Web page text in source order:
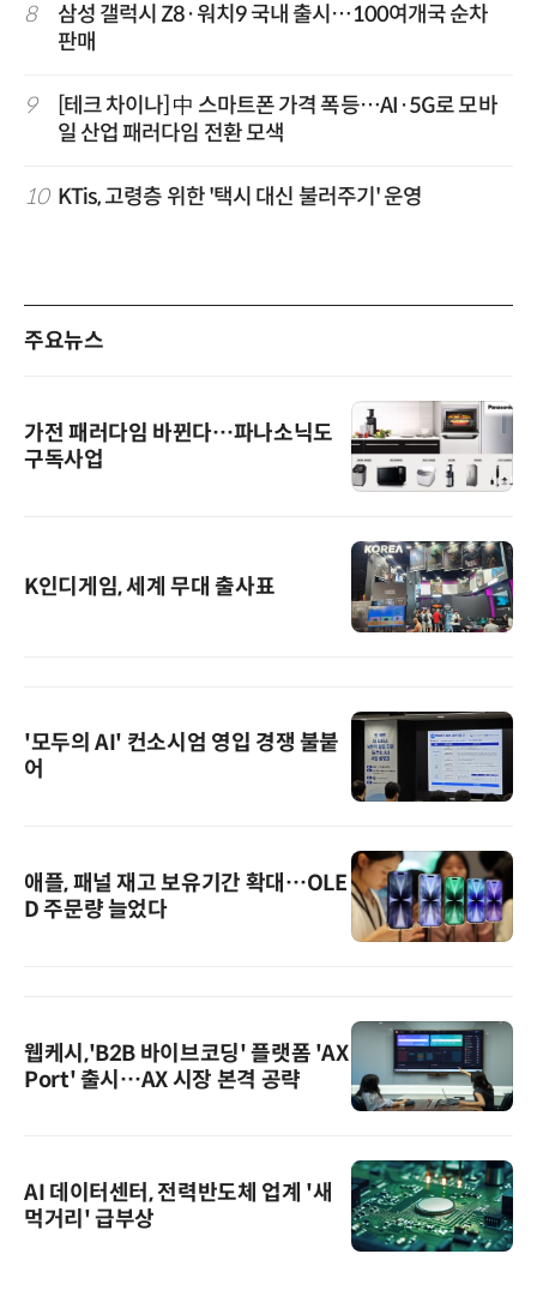
8
삼성 갤럭시 Z8·워치9 국내 출시…100여개국 순차
판매
9
[테크 차이나] 中 스마트폰 가격 폭등…AI·5G로 모바
일 산업 패러다임 전환 모색
10 KTis, 고령층 위한 '택시 대신 불러주기' 운영
주요뉴스
가전 패러다임 바뀐다…파나소닉도
구독사업
K인디게임, 세계 무대 출사표
'모두의 AI' 컨소시엄 영입 경쟁 불붙
어
애플, 패널 재고 보유기간 확대…OLE
D 주문량 늘었다
웹케시,'B2B 바이브코딩' 플랫폼 'AX
Port' 출시…AX 시장 본격 공략
AI 데이터센터, 전력반도체 업계 '새
먹거리' 급부상